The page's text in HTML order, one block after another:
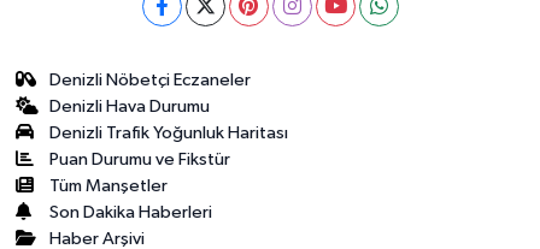
Denizli Nöbetçi Eczaneler
Denizli Hava Durumu
Denizli Trafik Yoğunluk Haritası
Puan Durumu ve Fikstür
Tüm Manşetler
Son Dakika Haberleri
Haber Arşivi